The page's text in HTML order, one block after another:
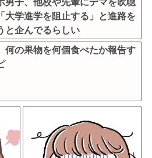
男子、他校や先輩にデマを吹聴
大学進学を阻止する」と進路を
と企んでるらしい
何の果物を何個食べたか報告す